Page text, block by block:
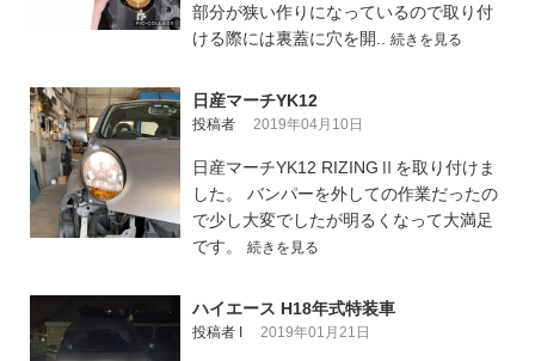
部分が狭い作りになっているので取り付
ける際には裏蓋に穴を開.. 続きを見る
日産マーチYK12
投稿者 2019年04月10日
日産マーチYK12 RIZINGⅡを取り付けま
した。 バンパーを外しての作業だったの
で少し大変でしたが明るくなって大満足
です。 続きを見る
ハイエース H18年式特装車
投稿者 I 2019年01月21日